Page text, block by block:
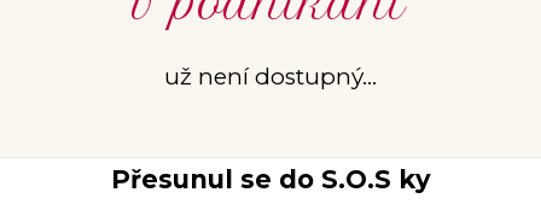
už není dostupný...
Přesunul se do S.O.S ky